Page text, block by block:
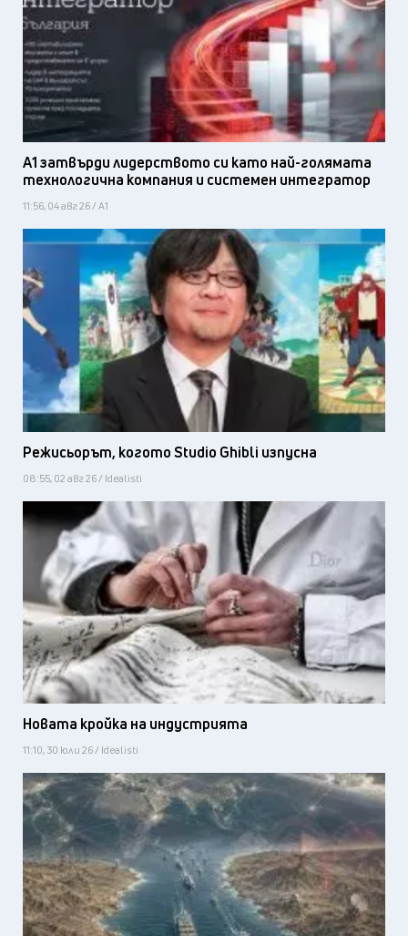
А1 затвърди лидерството си като най-голямата
технологична компания и системен интегратор
11:56, 04 авг 26 / А1
Режисьорът, когото Studio Ghibli изпусна
08:55, 02 авг 26 / Idealisti
Новата кройка на индустрията
11:10, 30 юли 26 / Idealisti